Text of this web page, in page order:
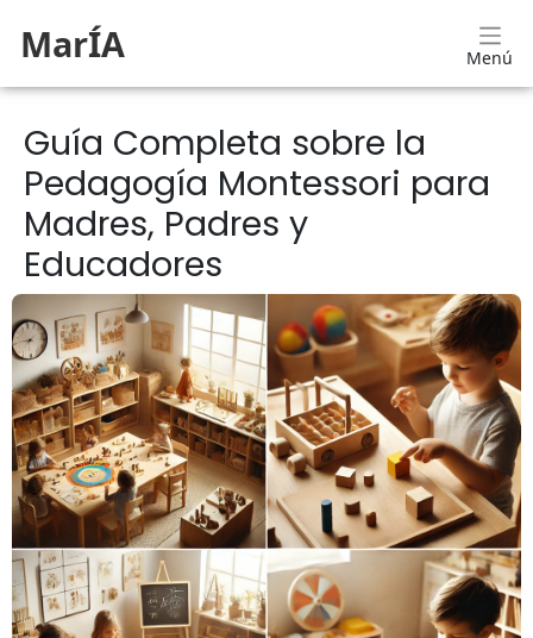
MarÍA Menú
Guía Completa sobre la
Pedagogía Montessori para
Madres, Padres y
Educadores